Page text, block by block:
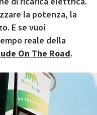
la potenza, la
E se vuoi
reale della
On The Road.